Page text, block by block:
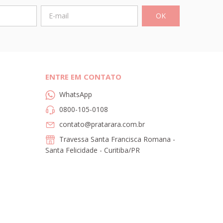
ENTRE EM CONTATO
WhatsApp
0800-105-0108
contato@pratarara.com.br
Travessa Santa Francisca Romana -
Santa Felicidade - Curitiba/PR